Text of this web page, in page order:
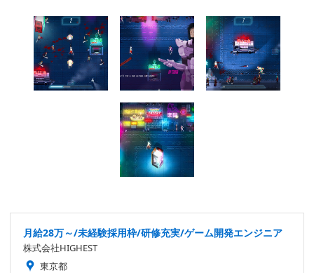
月給28万～/未経験採用枠/研修充実/ゲーム開発エンジニア
株式会社HIGHEST
東京都